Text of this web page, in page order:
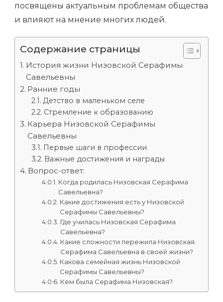
посвящены актуальным проблемам общества
и влияют на мнение многих людей.
Содержание страницы
История жизни Низовской Серафимы
Савельевны
Ранние годы
Детство в маленьком селе
Стремление к образованию
Карьера Низовской Серафимы
Савельевны
Первые шаги в профессии
Важные достижения и награды
Вопрос-ответ:
Когда родилась Низовская Серафима
Савельевна?
Какие достижения есть у Низовской
Серафимы Савельевны?
Где училась Низовская Серафима
Савельевна?
Какие сложности пережила Низовская
Серафима Савельевна в своей жизни?
Какова семейная жизнь Низовской
Серафимы Савельевны?
Кем была Серафима Низовская?